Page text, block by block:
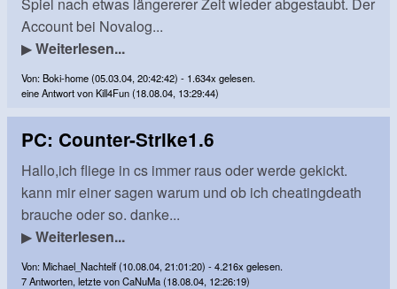
Account bei Novalog...
▶Weiterlesen...
Von: Boki-home (05.03.04, 20:42:42) - 1.634x gelesen.
eine Antwort von Kill4Fun (18.08.04, 13:29:44)
PC: Counter-Strike1.6
Hallo,ich fliege in cs immer raus oder werde gekickt.
kann mir einer sagen warum und ob ich cheatingdeath
brauche oder so. danke...
▶Weiterlesen...
Von: Michael_Nachtelf (10.08.04, 21:01:20) - 4.216x gelesen.
7 Antworten, letzte von CaNuMa (18.08.04, 12:26:19)